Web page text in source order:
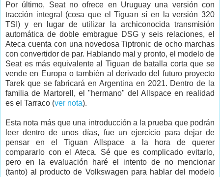
Por último, Seat no ofrece en Uruguay una versión con
tracción integral (cosa que el Tiguan sí en la versión 320
TSI) y en lugar de utilizar la archiconocida transmisión
automática de doble embrague DSG y seis relaciones, el
Ateca cuenta con una novedosa Tiptronic de ocho marchas
con convertidor de par. Hablando mal y pronto, el modelo de
Seat es más equivalente al Tiguan de batalla corta que se
vende en Europa o también al derivado del futuro proyecto
Tarek que se fabricará en Argentina en 2021. Dentro de la
familia de Martorell, el "hermano" del Allspace en realidad
es el Tarraco (ver nota).
Esta nota más que una introducción a la prueba que podrán
leer dentro de unos días, fue un ejercicio para dejar de
pensar en el Tiguan Allspace a la hora de querer
compararlo con el Ateca. Sé que es complicado evitarlo,
pero en la evaluación haré el intento de no mencionar
(tanto) al producto de Volkswagen para hablar del modelo